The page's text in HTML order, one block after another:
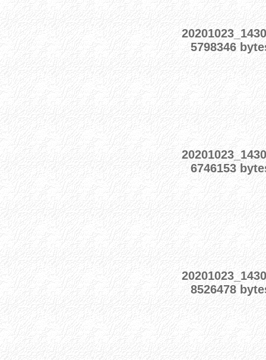
5798346
6746153
8526478